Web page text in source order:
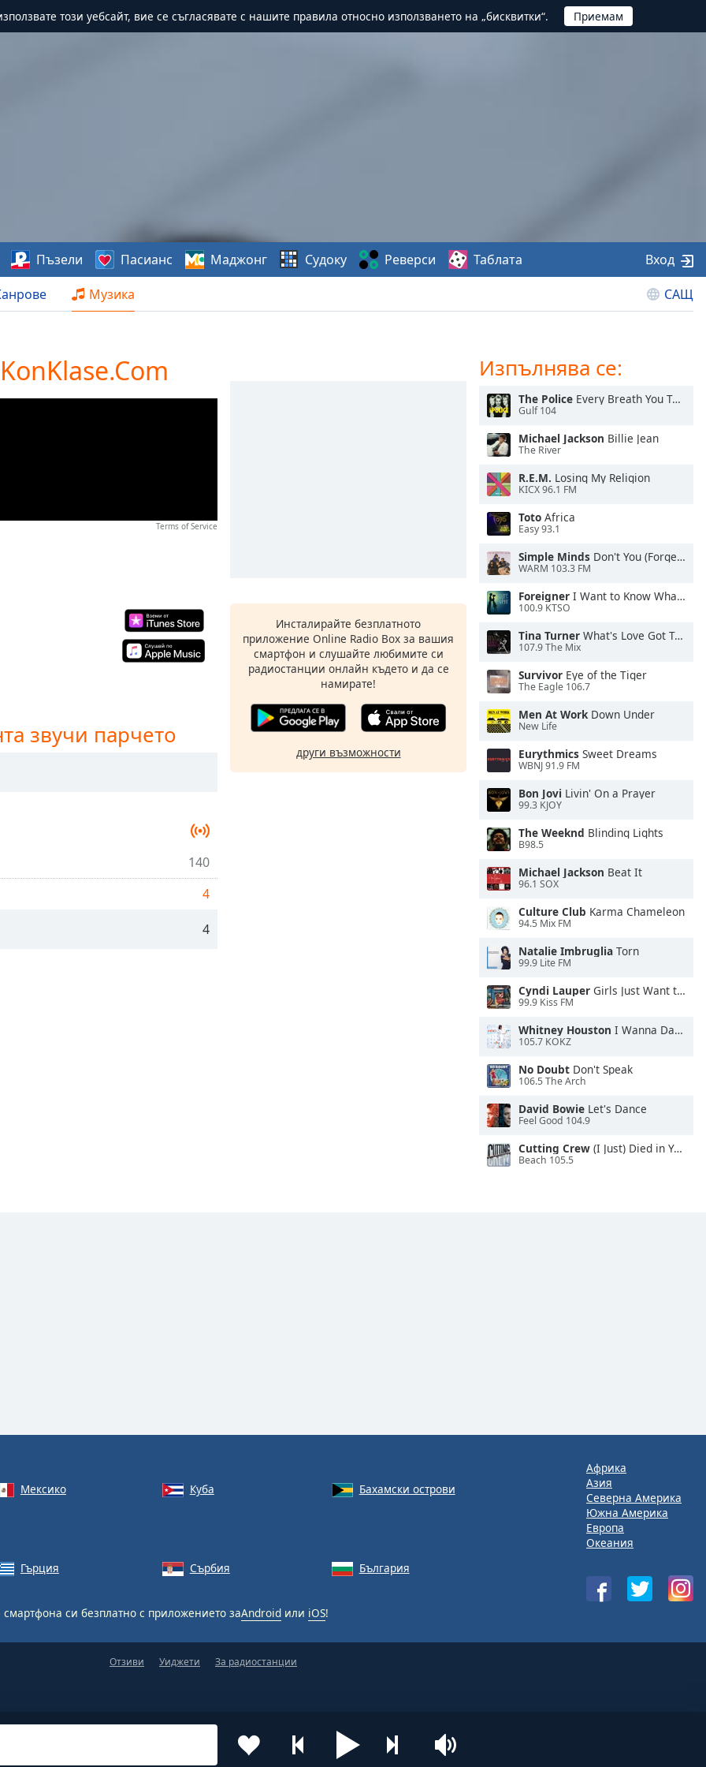
този уебсайт, вие се съгласявате с нашите правила относно използването на „бисквитки“.
Музика САЩ
Пъзели Пасианс Маджонг Судоку Реверси Таблата Вход
Terms of Service
звучи парчето
140
4
4
Инсталирайте безплатното
приложение Online Radio Box за вашия
смартфон и слушайте любимите си
радиостанции онлайн където и да се
намирате!
други възможности
Изпълнява се:
The Police Every Breath You Take
Gulf 104
Michael Jackson Billie Jean
The River
R.E.M. Losing My Religion
KICX 96.1 FM
Toto Africa
Easy 93.1
Simple Minds Don't You (Forget About Me)
WARM 103.3 FM
Foreigner I Want to Know What Love Is
100.9 KTSO
Tina Turner What's Love Got To Do With It
107.9 The Mix
Survivor Eye of the Tiger
The Eagle 106.7
Men At WorkDown Under
New Life
Eurythmics Sweet Dreams
WBNJ 91.9 FM
Bon Jovi Livin' On a Prayer
99.3 KJOY
The Weeknd Blinding Lights
B98.5
Michael Jackson Beat It
96.1 SOX
Culture Club Karma Chameleon
94.5 Mix FM
Natalie Imbruglia Torn
99.9 Lite FM
Cyndi Lauper Girls Just Want to Have Fun
99.9 Kiss FM
Whitney Houston I Wanna Dance With Somebody
105.7 KOKZ
No Doubt Don't Speak
106.5 The Arch
David Bowie Let's Dance
Feel Good 104.9
Cutting Crew (I Just) Died in Your Arms
Beach 105.5
Мексико Куба
Бахамски острови
Гърция Сърбия България
смартфона си безплатно с приложението заAndroid или iOS!
Африка
Азия
Северна Америка
Южна Америка
Европа
Океания
Отзиви Уиджети За радиостанции